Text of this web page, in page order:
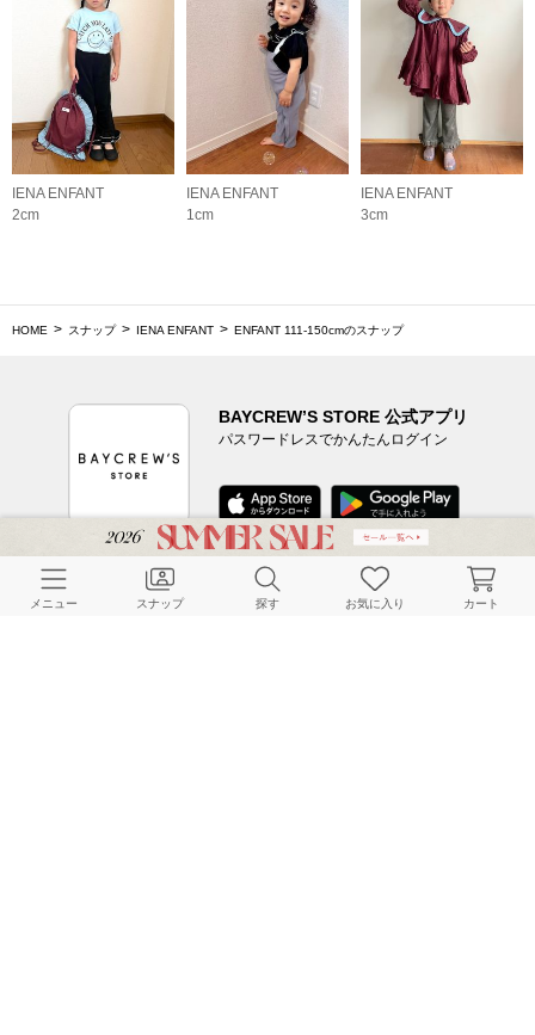
IENA ENFANT
2cm
IENA ENFANT
1cm
IENA ENFANT
3cm
HOME スナップ IENA ENFANT ENFANT 111‐150cmのスナップ
BAYCREW’S STORE 公式アプリ
パスワードレスでかんたんログイン
CUSTOMER SERVICE
メニュー スナップ 探す お気に入り カート